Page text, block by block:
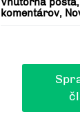
komentárov,